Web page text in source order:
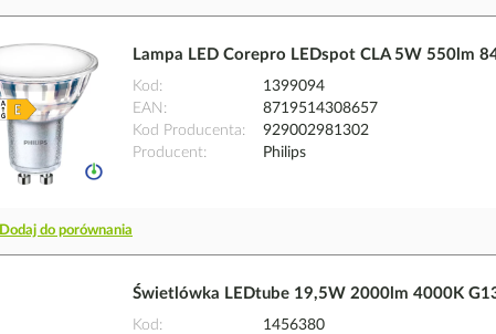
Lampa LED Corepro LEDspot CLA 5W 550lm
Kod
1399094
EAN
8719514308657
Kod Producenta
929002981302
Producent
Philips
Dodaj do porównania
Świetlówka LEDtube 19,5W 2000lm 4000K
Kod
1456380